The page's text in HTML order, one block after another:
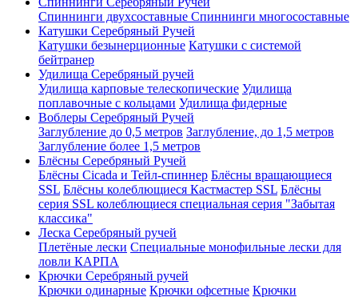
Спиннинги двухсоставные Спиннинги многосоставные
Катушки Серебряный Ручей
Катушки безынерционные Катушки с системой
бейтранер
Удилища Серебряный ручей
Удилища карповые телескопические Удилища
поплавочные с кольцами Удилища фидерные
Воблеры Серебряный Ручей
Заглубление до 0,5 метров Заглубление, до 1,5 метров
Заглубление более 1,5 метров
Блёсны Серебряный Ручей
Блёсны Cicada и Тейл-спиннер Блёсны вращающиеся
SSL Блёсны колеблющиеся Кастмастер SSL Блёсны
серия SSL колеблющиеся специальная серия "Забытая
классика"
Леска Серебряный ручей
Плетёные лески Специальные монофильные лески для
ловли КАРПА
Крючки Серебряный ручей
Крючки одинарные Крючки офсетные Крючки